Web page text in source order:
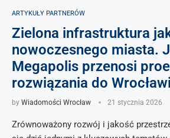
ARTYKUŁY PARTNERÓW
Zielona infrastruktura
nowoczesnego miasta.
Megapolis przenosi
rozwiązania do
by Wiadomości Wrocław 21 stycznia 2026
Zrównoważony rozwój i jakość